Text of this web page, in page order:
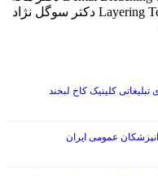
کاظمی: Layering Technique & Composite Veneer دکتر سوگل نژاد
کلینیک کاخ لبخند
عمومی ایران